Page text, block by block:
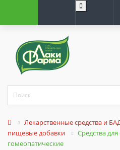
Лекарственные средства и
пищевые добавки
Средства
гомеопатические